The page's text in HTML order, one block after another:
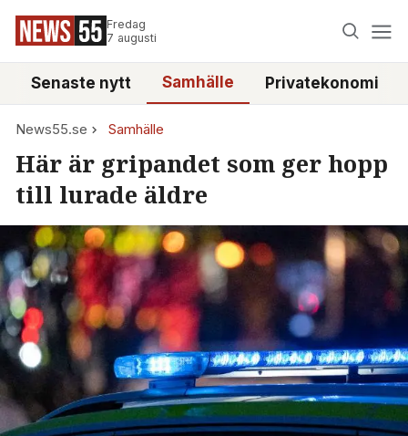
Fredag
7 augusti
Senaste nytt Samhälle Privatekonomi
News55.se Samhälle
Här är gripandet som ger hopp
till lurade äldre